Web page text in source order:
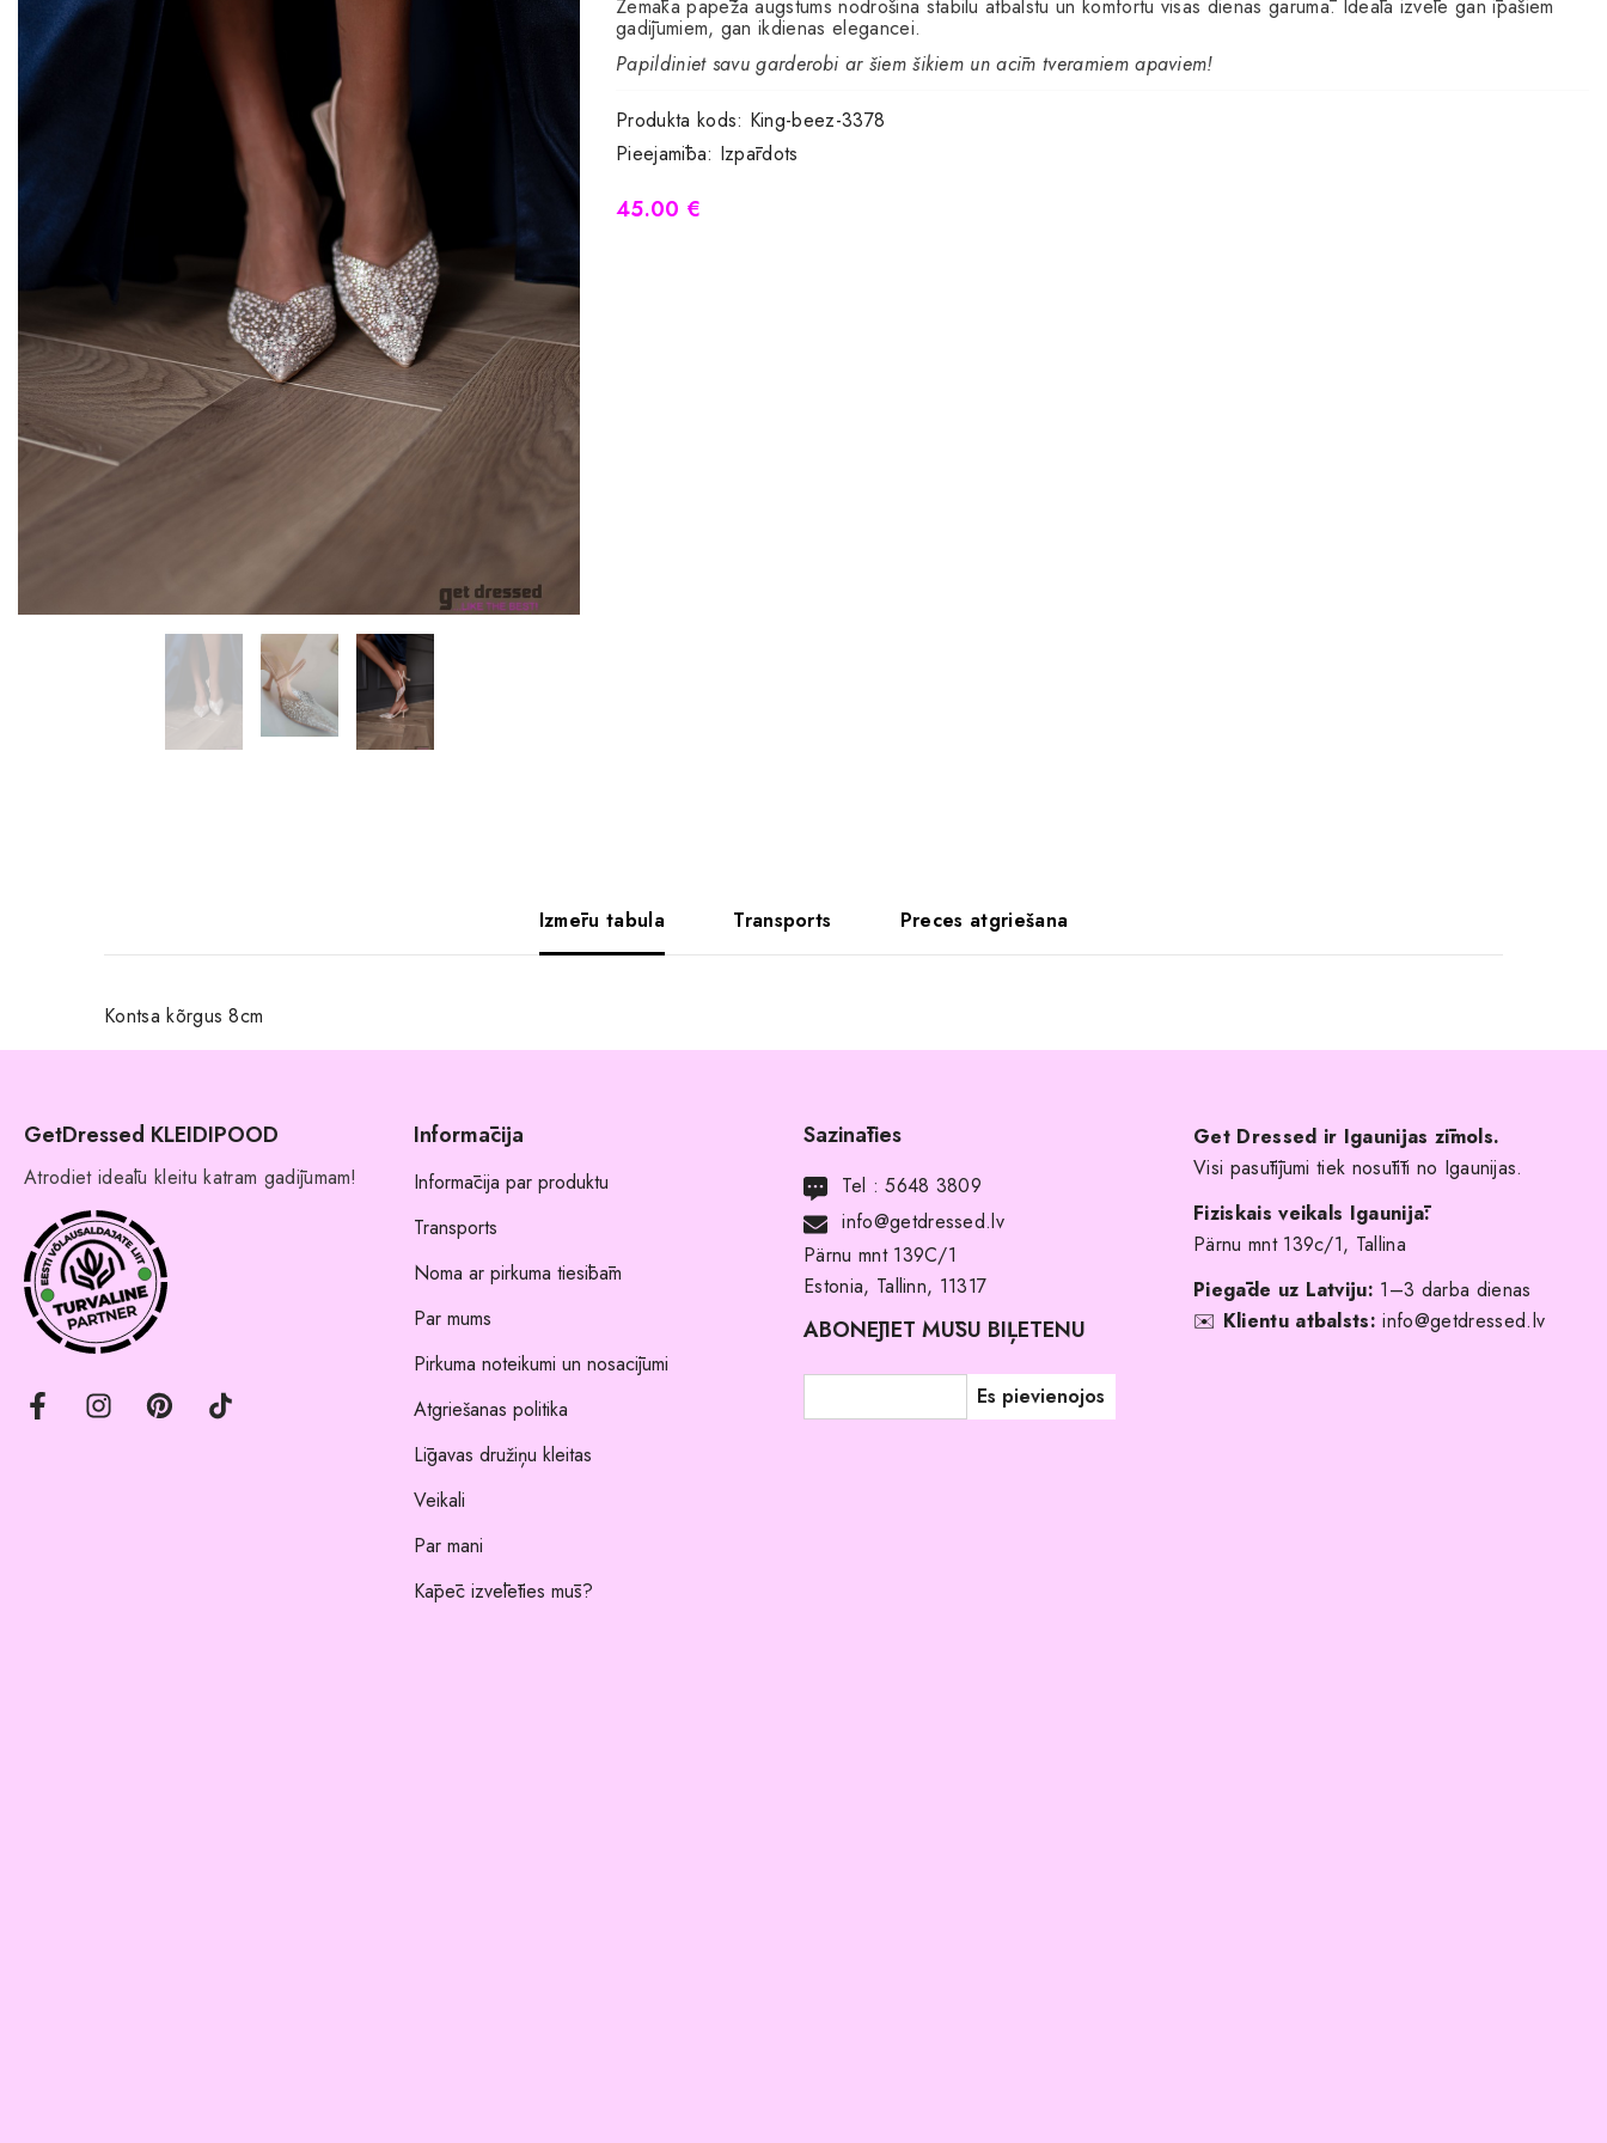
Midi kleitas
Zemāka papēža augstums nodrošina stabilu atbalstu un komfortu visas dienas garumā. Ideāla izvēle gan īpašiem
gadījumiem, gan ikdienas elegancei.
Papildiniet savu garderobi ar šiem šikiem un acīm tveramiem apaviem!
Produkta kods: King-beez-3378
Pieejamība: Izpārdots
45.00 €
Izmēru tabula Transports Preces atgriešana
Kontsa kõrgus 8cm
GetDressed KLEIDIPOOD
Atrodiet ideālu kleitu katram gadījumam!
Informācija
Informācija par produktu
Transports
Noma ar pirkuma tiesībām
Par mums
Pirkuma noteikumi un nosacījumi
Atgriešanas politika
Līgavas družiņu kleitas
Veikali
Par mani
Kāpēc izvēlēties mūs?
Sazināties
Tel :5648 3809
info@getdressed.lv
Pärnu mnt 139C/1
Estonia, Tallinn, 11317
ABONĒJIET MŪSU BIĻETENU
Get Dressed ir Igaunijas zīmols.
Visi pasūtījumi tiek nosūtīti no Igaunijas.
Fiziskais veikals Igaunijā:
Pärnu mnt 139c/1, Tallina
Piegāde uz Latviju: 1–3 darba dienas
✉️ Klientu atbalsts: info@getdressed.lv